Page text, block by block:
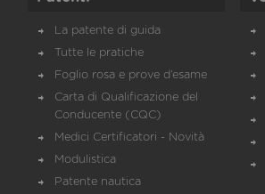
La patente di guida
Tutte le pratiche
Foglio rosa e prove d’esame
Carta di Qualificazione del
Conducente (CQC)
Medici Certificatori - Novità
Modulistica
Patente nautica